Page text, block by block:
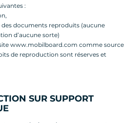
:
des documents reproduits (aucune
d’aucune sorte)
www.mobilboard.com comme source
de reproduction sont réserves et
SUR SUPPORT